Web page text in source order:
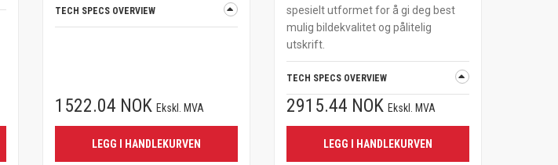
TECH SPECS OVERVIEW
1522.04 NOK Ekskl. MVA
LEGG I HANDLEKURVEN
spesielt utformet for å gi deg best
mulig bildekvalitet og pålitelig
utskrift.
TECH SPECS OVERVIEW
2915.44 NOK Ekskl. MVA
LEGG I HANDLEKURVEN